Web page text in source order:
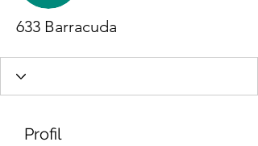
633 Barracuda
Profil